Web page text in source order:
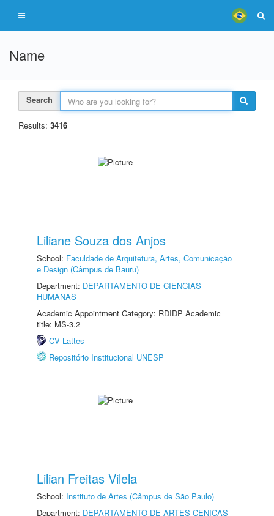
Name
Search
Results: 3416
Liliane Souza dos Anjos
School: Faculdade de Arquitetura, Artes, Comunicação
e Design (Câmpus de Bauru)
Department: DEPARTAMENTO DE CIÊNCIAS
HUMANAS
Academic Appointment Category: RDIDP Academic
title: MS-3.2
CV Lattes
Repositório Institucional UNESP
Lilian Freitas Vilela
School: Instituto de Artes (Câmpus de São Paulo)
Department: DEPARTAMENTO DE ARTES CÊNICAS